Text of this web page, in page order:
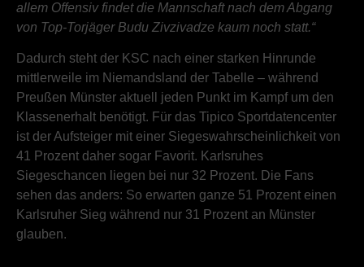
allem Offensiv findet die Mannschaft nach dem Abgang
von Top-Torjäger Budu Zivzivadze kaum noch statt.“
Dadurch steht der KSC nach einer starken Hinrunde
mittlerweile im Niemandsland der Tabelle – während
Preußen Münster aktuell jeden Punkt im Kampf um den
Klassenerhalt benötigt. Für das Tipico Sportdatencenter
ist der Aufsteiger mit einer Siegeswahrscheinlichkeit von
41 Prozent daher sogar Favorit. Karlsruhes
Siegeschancen liegen bei nur 32 Prozent. Die Fans
sehen das anders: So erwarten ganze 51 Prozent einen
Karlsruher Sieg während nur 31 Prozent an Münster
glauben.